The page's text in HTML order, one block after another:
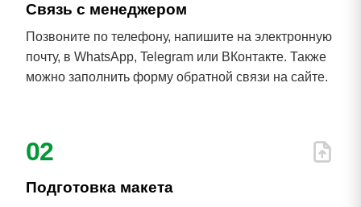
Связь с менеджером
Позвоните по телефону, напишите на электронную
почту, в WhatsApp, Telegram или ВКонтакте. Также
можно заполнить форму обратной связи на сайте.
02
Подготовка макета